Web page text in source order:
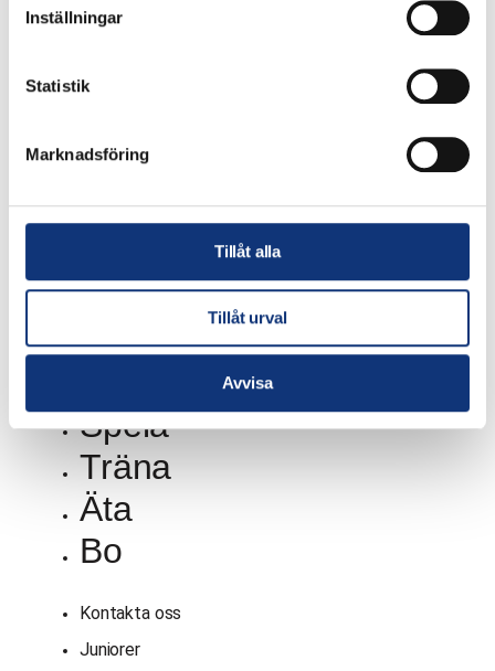
Inställningar
Statistik
Marknadsföring
Tillåt alla
Tillåt urval
Avvisa
Inställningar för Cookies
Integritetspolicy
Spela
Bo
Spela
Träna
Äta
Bo
Kontakta oss
Juniorer